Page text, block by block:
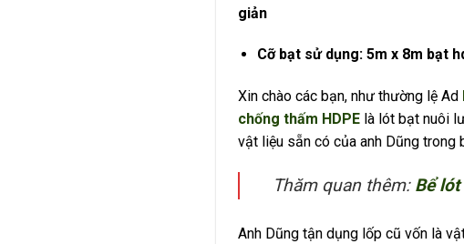
giản
Cỡ bạt sử dụng: 5m x 8m bạt
Xin chào các bạn, như thường lệ Ad
chống thấm HDPE là lót bạt nuôi
vật liệu sẵn có của anh Dũng trong
Thăm quan thêm: Bể
Anh Dũng tận dụng lốp cũ vốn là